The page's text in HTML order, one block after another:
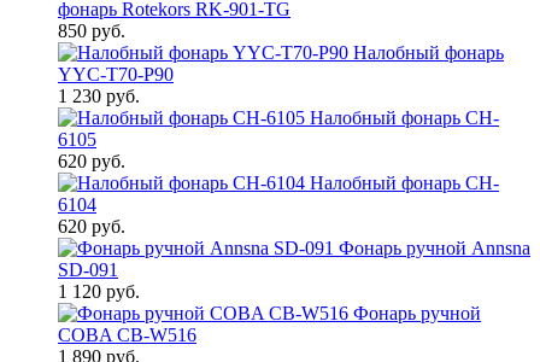
фонарь Rotekors RK-901-TG
850 руб.
Налобный фонарь
YYC-T70-P90
1 230 руб.
Налобный фонарь CH-
6105
620 руб.
Налобный фонарь CH-
6104
620 руб.
Фонарь ручной Annsna
SD-091
1 120 руб.
Фонарь ручной
COBA CB-W516
1 890 руб.